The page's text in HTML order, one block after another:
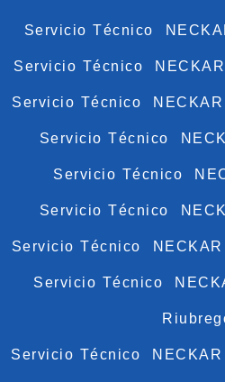
Servicio Técnico
Servicio Técnico
Servicio Técnico
Servicio Técnico
Servicio Técnico
Servicio Técnico
Servicio Técnico
Servicio Técnico
Servicio Técnico